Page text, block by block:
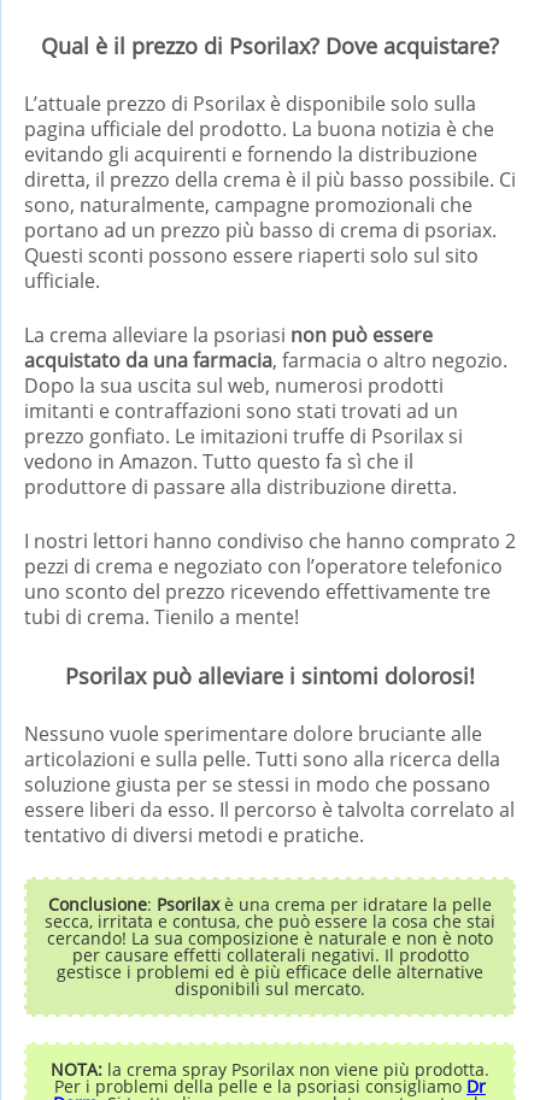
Qual è il prezzo di Psorilax? Dove acquistare?
L’attuale prezzo di Psorilax è disponibile solo sulla
pagina ufficiale del prodotto. La buona notizia è che
evitando gli acquirenti e fornendo la distribuzione
diretta, il prezzo della crema è il più basso possibile. Ci
sono, naturalmente, campagne promozionali che
portano ad un prezzo più basso di crema di psoriax.
Questi sconti possono essere riaperti solo sul sito
ufficiale.
La crema alleviare la psoriasi non può essere
acquistato da una farmacia, farmacia o altro negozio.
Dopo la sua uscita sul web, numerosi prodotti
imitanti e contraffazioni sono stati trovati ad un
prezzo gonfiato. Le imitazioni truffe di Psorilax si
vedono in Amazon. Tutto questo fa sì che il
produttore di passare alla distribuzione diretta.
I nostri lettori hanno condiviso che hanno comprato 2
pezzi di crema e negoziato con l’operatore telefonico
uno sconto del prezzo ricevendo effettivamente tre
tubi di crema. Tienilo a mente!
Psorilax può alleviare i sintomi dolorosi!
Nessuno vuole sperimentare dolore bruciante alle
articolazioni e sulla pelle. Tutti sono alla ricerca della
soluzione giusta per se stessi in modo che possano
essere liberi da esso. Il percorso è talvolta correlato al
tentativo di diversi metodi e pratiche.
Conclusione: Psorilaxè una crema per idratare la pelle
secca, irritata e contusa, che può essere la cosa che stai
cercando! La sua composizione è naturale e non è noto
per causare effetti collaterali negativi. Il prodotto
gestisce i problemi ed è più efficace delle alternative
disponibili sul mercato.
NOTA: la crema spray Psorilax non viene più prodotta.
Per i problemi della pelle e la psoriasi consigliamo Dr